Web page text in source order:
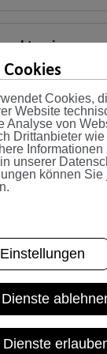
1970 und
152
1964 und
150
dazwischen:
einer
ist
auf das
letzten 5 Jahre
Der
0,20%, d.h.
greift
Wert im
unterschritten
Jahren innerhalb
auf
FAQ für
57/62
Rahmen des
Cookies,
Website
Analyse von
Drittanbieter
Informationen
unserer
können Sie
Einstellungen